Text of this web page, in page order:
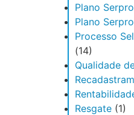
Plano
Plano
Processo
(14)
Qualidade
Resgate (1)